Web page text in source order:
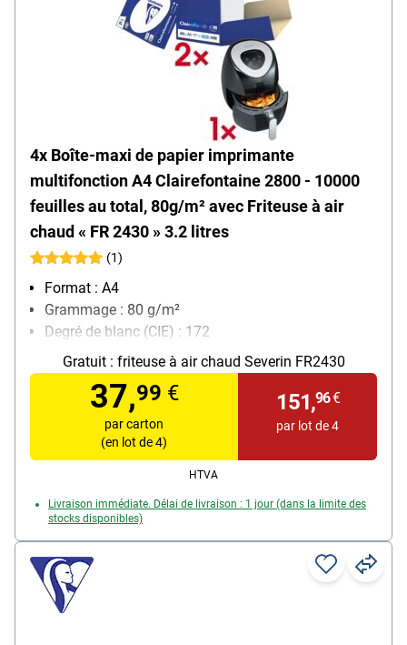
4x Boîte-maxi de papier imprimante
multifonction A4 Clairefontaine 2800 - 10000
feuilles au total, 80g/m² avec Friteuse à air
chaud « FR 2430 » 3.2 litres
(1)
Format : A4
Grammage : 80 g/m²
Degré de blanc (CIE) : 172
Contenu par paquet : 2500 feuille(s)
Gratuit : friteuse à air chaud Severin FR2430
37,99 €
par carton
(en lot de 4)
151,96€
par lot de 4
HTVA
Livraison immédiate. Délai de livraison : 1 jour (dans la limite des
stocks disponibles)